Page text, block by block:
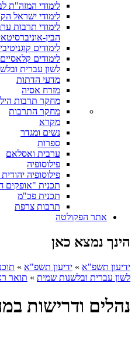
לימודי המזה"ת
לימודי ישראל
לימודי תרבות
הבין-
לימודים
לימודים קלאסיים
לשון עברית
מדעי הדתות
מזרח אסיה
מחקר תרבות
מחקר התרבות
מקרא
נשים ומגדר
ספרות
ערבית ואסלאם
פילוסופיה
פילוסופיה
תכנית "אופקים
תכנית פכ"מ
תרבות צרפת
אתר הפקולטה
הינך נמצא כאן
ידיעון תשפ"א » ידיעון תשפ"א »
לשון עברית ובלשנות שמית » תואר
נהלים ודרישות